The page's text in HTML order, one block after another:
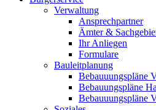
Verwaltung
Ansprechpartner
Ämter &
Ihr Anliegen
Formulare
Bauleitplanung
Bebauuungspläne
Bebauungspläne
Bebauuungspläne